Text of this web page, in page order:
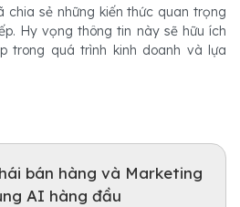
chia sẻ những kiến thức quan trọng
Hy vọng thông tin này sẽ hữu ích
trong quá trình kinh doanh và lựa
bán hàng và Marketing
AI hàng đầu